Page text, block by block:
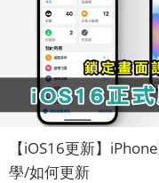
【iOS16更新】
學/如何更新